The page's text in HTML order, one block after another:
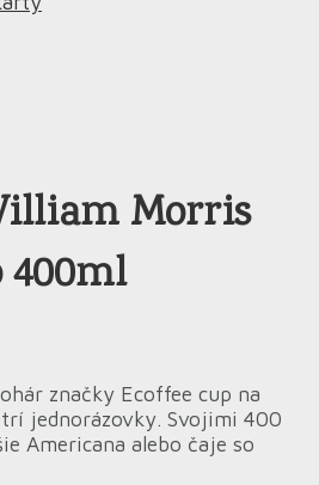
Morris
400ml
značky Ecoffee cup na
jednorázovky. Svojimi 400
Americana alebo čaje so